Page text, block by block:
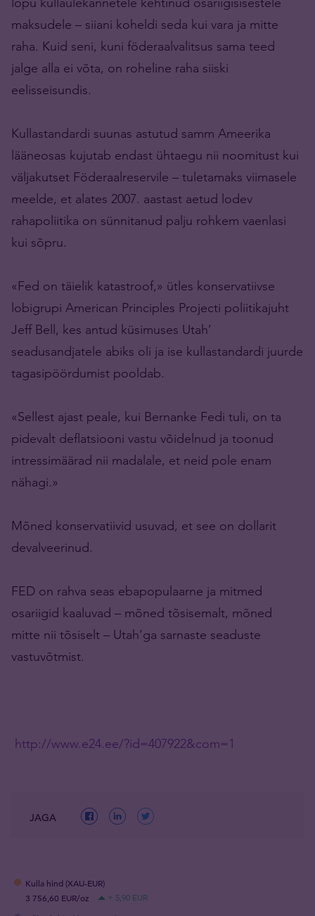
maksudele – siiani koheldi seda kui vara ja mitte
raha. Kuid seni, kuni föderaalvalitsus sama teed
jalge alla ei võta, on roheline raha siiski
eelisseisundis.
Kullastandardi suunas astutud samm Ameerika
lääneosas kujutab endast ühtaegu nii noomitust kui
väljakutset Föderaalreservile – tuletamaks viimasele
meelde, et alates 2007. aastast aetud lodev
rahapoliitika on sünnitanud palju rohkem vaenlasi
kui sõpru.
«Fed on täielik katastroof,» ütles konservatiivse
lobigrupi American Principles Projecti poliitikajuht
Jeff Bell, kes antud küsimuses Utah’
seadusandjatele abiks oli ja ise kullastandardi juurde
tagasipöördumist pooldab.
«Sellest ajast peale, kui Bernanke Fedi tuli, on ta
pidevalt deflatsiooni vastu võidelnud ja toonud
intressimäärad nii madalale, et neid pole enam
nähagi.»
Mõned konservatiivid usuvad, et see on dollarit
devalveerinud.
FED on rahva seas ebapopulaarne ja mitmed
osariigid kaaluvad – mõned tõsisemalt, mõned
mitte nii tõsiselt – Utah’ga sarnaste seaduste
vastuvõtmist.
http://www.e24.ee/?id=407922&com=1
JAGA
Kulla hind (XAU-EUR)
3 756,60 EUR/oz
+ 5,90 EUR